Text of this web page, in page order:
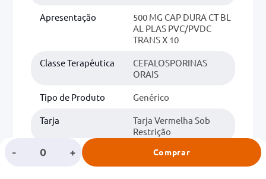
Apresentação
500 MG CAP DURA CT BL
AL PLAS PVC/PVDC
TRANS X 10
Classe Terapêutica
CEFALOSPORINAS
ORAIS
Tipo de Produto Genérico
Tarja
Tarja Vermelha Sob
Restrição
Classe ANTIMICROBIANOS
- + Comprar